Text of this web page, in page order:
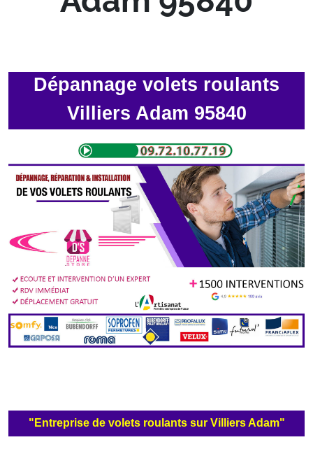
Dépannage volets roulants
Villiers Adam 95840
"Entreprise de volets roulants sur Villiers Adam"